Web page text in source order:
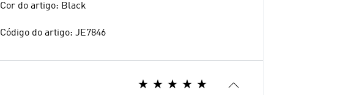
Cor do artigo: Black
Código do artigo: JE7846